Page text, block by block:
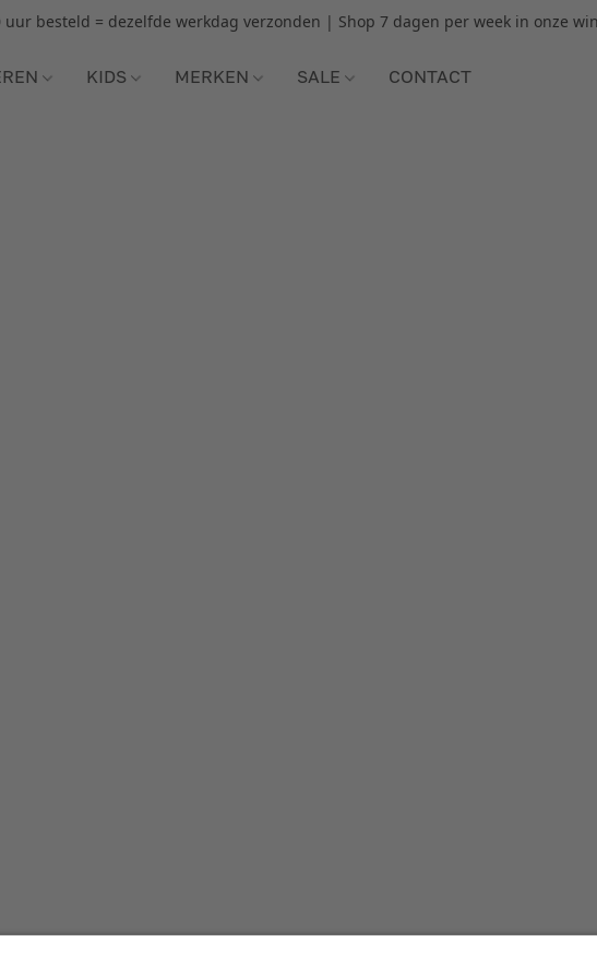
besteld = dezelfde werkdag verzonden | Shop 7 dagen per week in onze
KIDS MERKEN SALE CONTACT